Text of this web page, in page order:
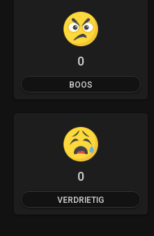
0
BOOS
0
VERDRIETIG